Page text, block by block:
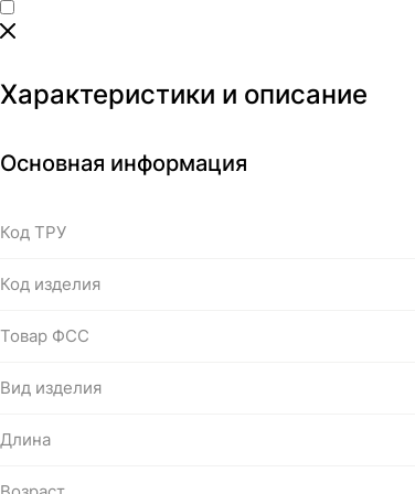
Характеристики и описание
Основная информация
Код ТРУ
Код изделия
Товар ФСС
Вид изделия
Длина